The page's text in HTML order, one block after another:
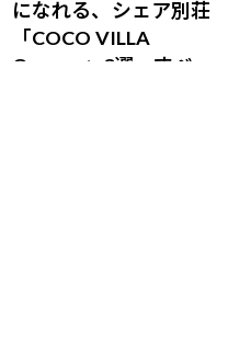
になれる、シェア別荘
「COCO VILLA
Owners」3選。すべて